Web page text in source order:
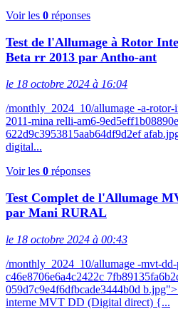
Voir les 0 réponses
Test de l'Allumage à Rotor
Beta rr 2013 par Antho-ant
le 18 octobre 2024 à 16:04
/monthly_2024_10/allumage -a-
2011-mina relli-am6-
622d9c3953815aab64df9d2ef
digital...
Voir les 0 réponses
Test Complet de l'Allumage
par Mani RURAL
le 18 octobre 2024 à 00:43
/monthly_2024_10/allumage -mvt-
c46e8706e6a4c2422c
059d7c9e4f6dfbcade3444b0d
interne MVT DD (Digital direct) {...